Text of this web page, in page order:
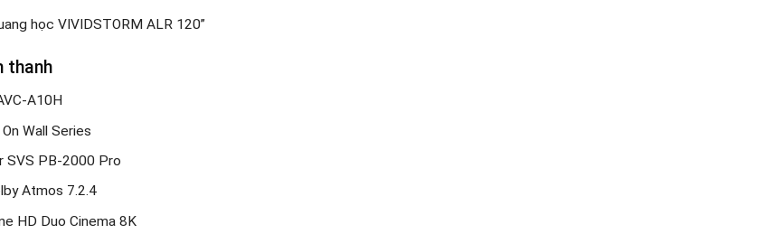
học VIVIDSTORM ALR 120”
thanh
A10H
Wall Series
SVS PB-2000 Pro
Atmos 7.2.4
HD Duo Cinema 8K